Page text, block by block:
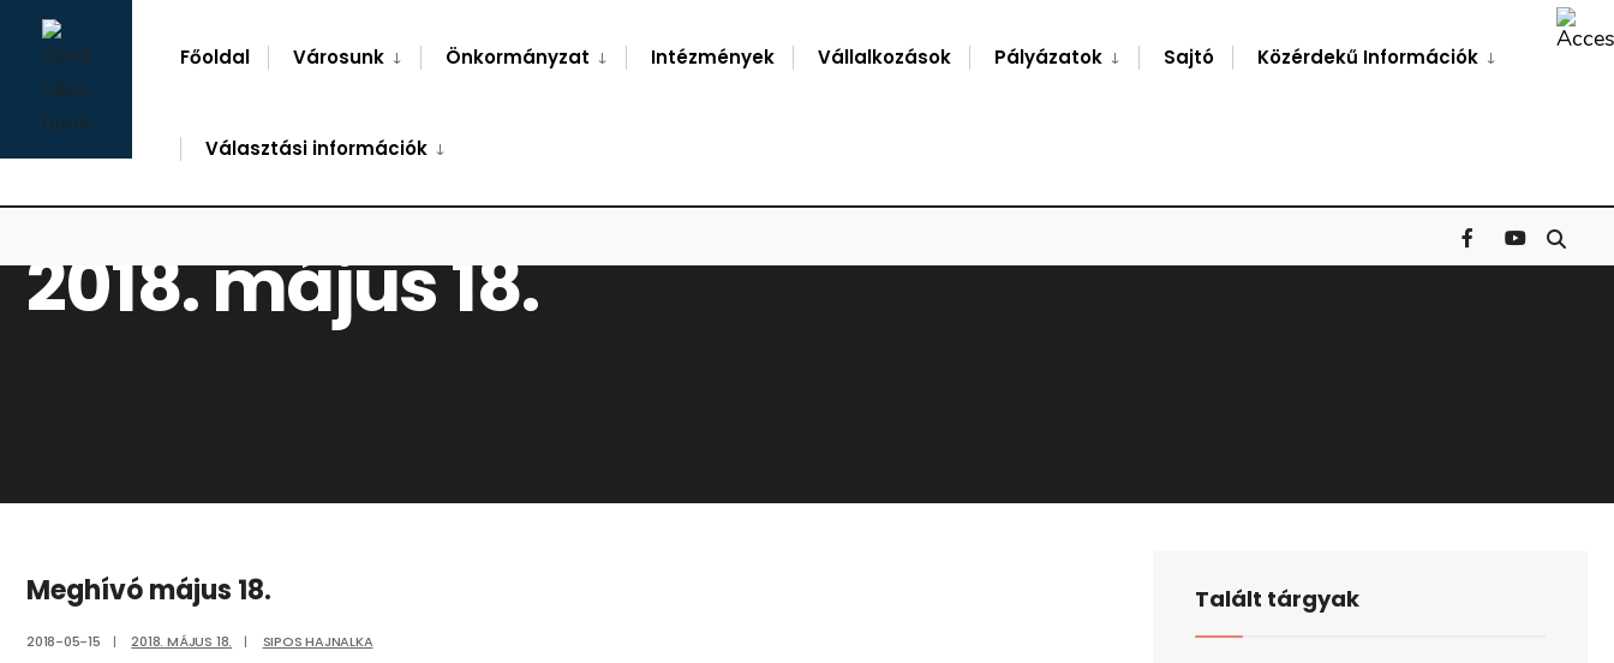
Skip
content
Főoldal Városunk Önkormányzat Intézmények Vállalkozások Pályázatok Sajtó Közérdekű Információk
Választási információk
2018. május 18.
Meghívó május 18.
2018-05-15 | 2018. MÁJUS 18. | SIPOS HAJNALKA
Talált tárgyak
Window